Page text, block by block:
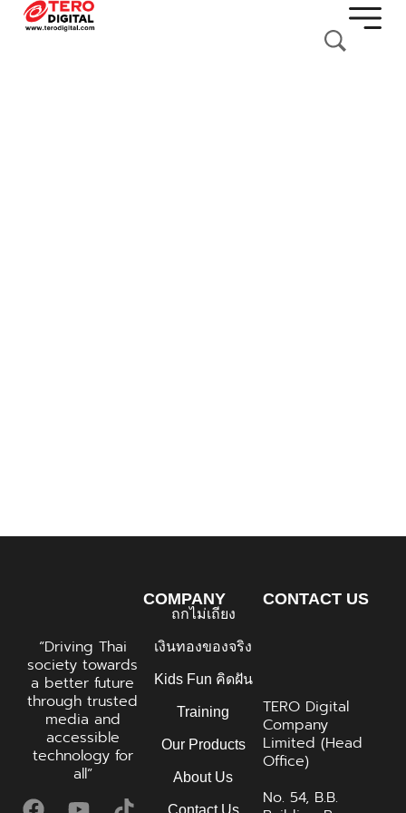
“Driving Thai
society towards
a better future
through trusted
media and
accessible
technology for
all”
COMPANY
ถกไม่เถียง
เงินทองของจริง
Kids Fun คิดฝัน
Training
Our Products
About Us
Contact Us
CONTACT US
TERO Digital
Company
Limited (Head
Office)
No. 54, B.B.